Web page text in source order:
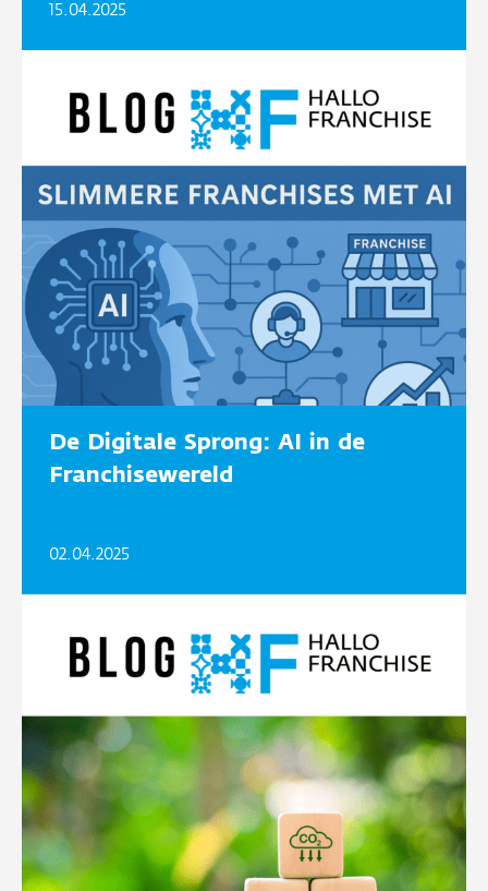
15.04.2025
De Digitale Sprong: AI in de
Franchisewereld
02.04.2025